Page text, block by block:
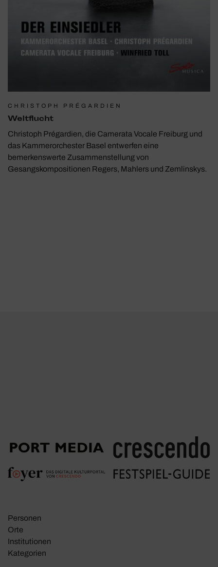
CHRISTOPH PRÉGARDIEN
Welt­flucht
Christoph Prégardien, die Camerata Vocale Freiburg und
das Kammerorchester Basel entwerfen eine
bemerkenswerte Zusammenstellung von
Gesangskompositionen Regers, Mahlers und Zemlinskys.
Personen
Orte
Insti­tu­tionen
Kate­go­rien